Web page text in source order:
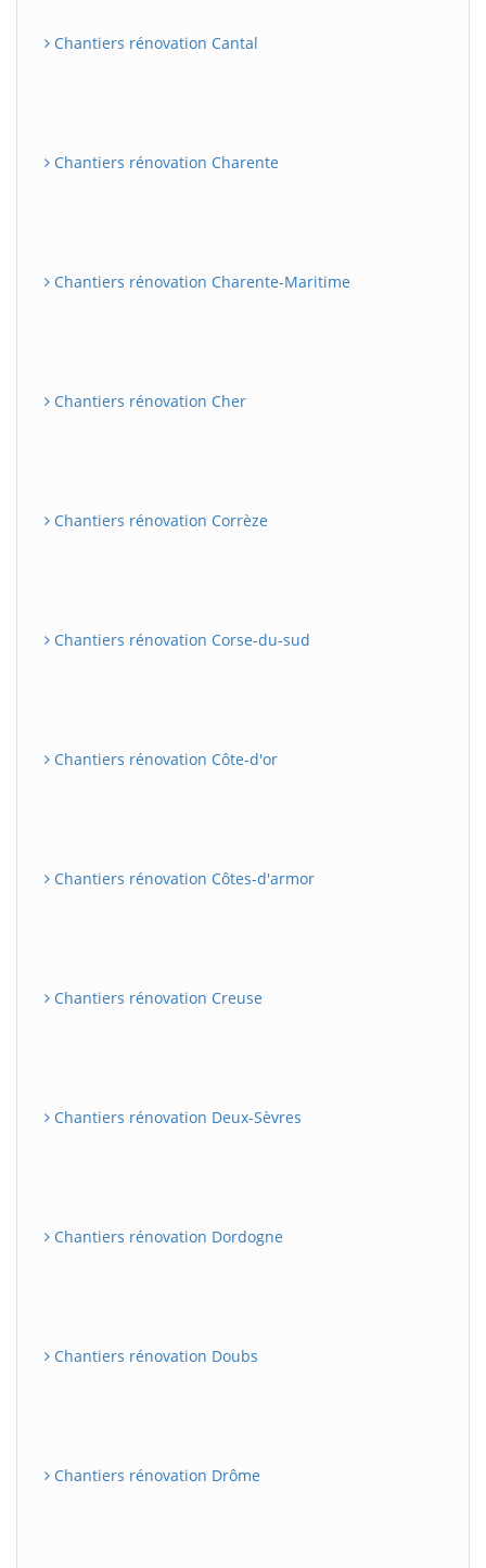
Chantiers rénovation Cantal
Chantiers rénovation Charente
Chantiers rénovation Charente-Maritime
Chantiers rénovation Cher
Chantiers rénovation Corrèze
Chantiers rénovation Corse-du-sud
Chantiers rénovation Côte-d'or
Chantiers rénovation Côtes-d'armor
Chantiers rénovation Creuse
Chantiers rénovation Deux-Sèvres
Chantiers rénovation Dordogne
Chantiers rénovation Doubs
Chantiers rénovation Drôme